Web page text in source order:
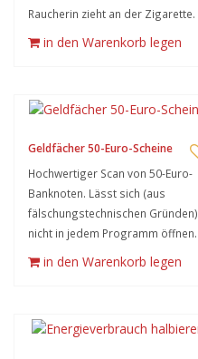
Raucherin zieht an der Zigarette.
in den Warenkorb legen
Geldfächer 50-Euro-Scheine
Hochwertiger Scan von 50-Euro-
Banknoten. Lässt sich (aus
fälschungstechnischen Gründen)
nicht in jedem Programm öffnen.
in den Warenkorb legen